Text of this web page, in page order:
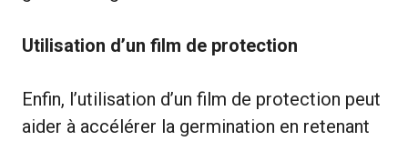
Utilisation d’un film de protection
Enfin, l’utilisation d’un film de protection peut
aider à accélérer la germination en retenant